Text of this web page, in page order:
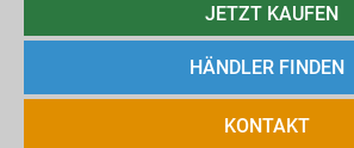
JETZT KAUFEN
HÄNDLER FINDEN
KONTAKT